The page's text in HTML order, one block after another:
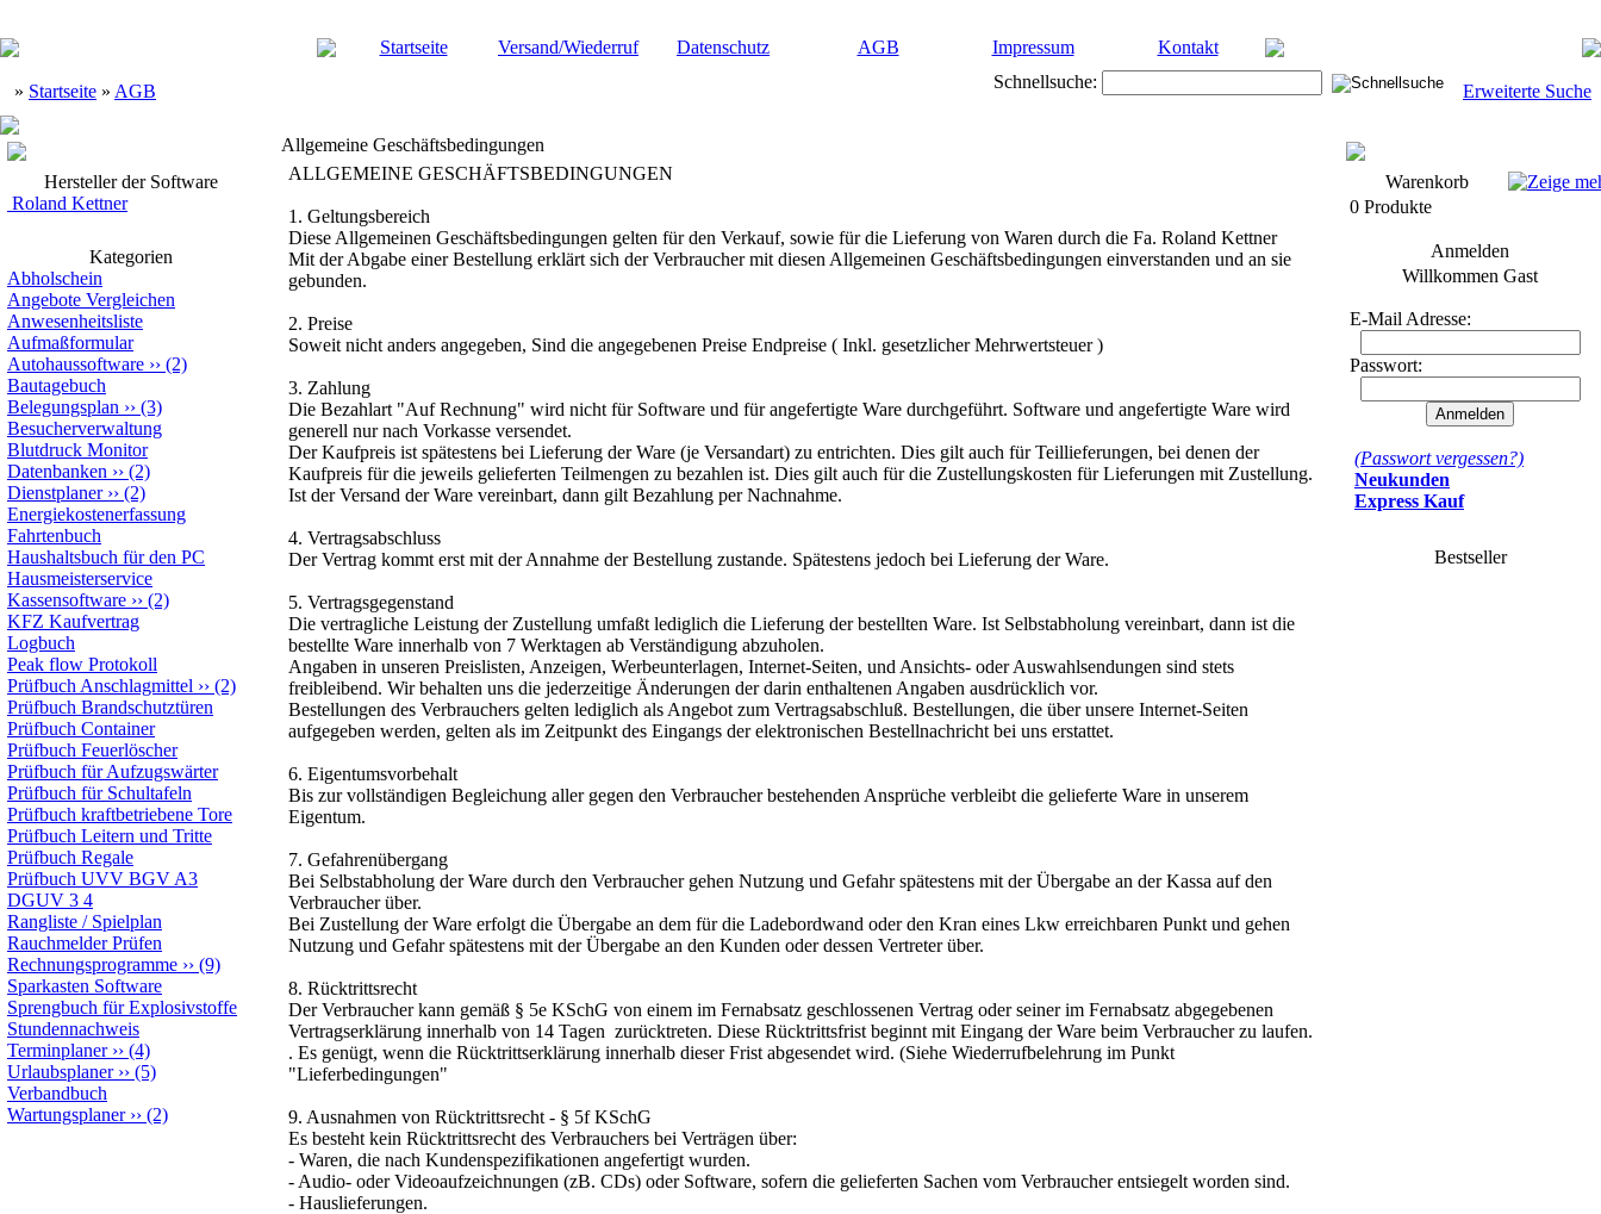
Startseite Versand/Wiederruf Datenschutz AGB Impressum Kontakt
» Startseite » AGB Schnellsuche: Erweiterte Suche
Hersteller der Software
Roland Kettner
Kategorien
Abholschein
Angebote Vergleichen
Anwesenheitsliste
Aufmaßformular
Autohaussoftware ›› (2)
Bautagebuch
Belegungsplan ›› (3)
Besucherverwaltung
Blutdruck Monitor
Datenbanken ›› (2)
Dienstplaner›› (2)
Energiekostenerfassung
Fahrtenbuch
Haushaltsbuch für den PC
Hausmeisterservice
Kassensoftware ›› (2)
KFZ Kaufvertrag
Logbuch
Peak flow Protokoll
Prüfbuch Anschlagmittel ›› (2)
Prüfbuch Brandschutztüren
Prüfbuch Container
Prüfbuch Feuerlöscher
Prüfbuch für Aufzugswärter
Prüfbuch für Schultafeln
Prüfbuch kraftbetriebene Tore
Prüfbuch Leitern und Tritte
Prüfbuch Regale
Prüfbuch UVV BGV A3
DGUV 3 4
Rangliste / Spielplan
Rauchmelder Prüfen
Rechnungsprogramme ›› (9)
Sparkasten Software
Sprengbuch für Explosivstoffe
Stundennachweis
Terminplaner›› (4)
Urlaubsplaner›› (5)
Verbandbuch
Wartungsplaner›› (2)
Allgemeine Geschäftsbedingungen
ALLGEMEINE GESCHÄFTSBEDINGUNGEN
1. Geltungsbereich
Diese Allgemeinen Geschäftsbedingungen gelten für den Verkauf, sowie für die Lieferung von Waren durch die Fa. Roland Kettner
Mit der Abgabe einer Bestellung erklärt sich der Verbraucher mit diesen Allgemeinen Geschäftsbedingungen einverstanden und an sie
gebunden.
2. Preise
Soweit nicht anders angegeben, Sind die angegebenen Preise Endpreise ( Inkl. gesetzlicher Mehrwertsteuer )
3. Zahlung
Die Bezahlart "Auf Rechnung" wird nicht für Software und für angefertigte Ware durchgeführt. Software und angefertigte Ware wird
generell nur nach Vorkasse versendet.
Der Kaufpreis ist spätestens bei Lieferung der Ware (je Versandart) zu entrichten. Dies gilt auch für Teillieferungen, bei denen der
Kaufpreis für die jeweils gelieferten Teilmengen zu bezahlen ist. Dies gilt auch für die Zustellungskosten für Lieferungen mit Zustellung.
Ist der Versand der Ware vereinbart, dann gilt Bezahlung per Nachnahme.
4. Vertragsabschluss
Der Vertrag kommt erst mit der Annahme der Bestellung zustande. Spätestens jedoch bei Lieferung der Ware.
5. Vertragsgegenstand
Die vertragliche Leistung der Zustellung umfaßt lediglich die Lieferung der bestellten Ware. Ist Selbstabholung vereinbart, dann ist die
bestellte Ware innerhalb von 7 Werktagen ab Verständigung abzuholen.
Angaben in unseren Preislisten, Anzeigen, Werbeunterlagen, Internet-Seiten, und Ansichts- oder Auswahlsendungen sind stets
freibleibend. Wir behalten uns die jederzeitige Änderungen der darin enthaltenen Angaben ausdrücklich vor.
Bestellungen des Verbrauchers gelten lediglich als Angebot zum Vertragsabschluß. Bestellungen, die über unsere Internet-Seiten
aufgegeben werden, gelten als im Zeitpunkt des Eingangs der elektronischen Bestellnachricht bei uns erstattet.
6. Eigentumsvorbehalt
Bis zur vollständigen Begleichung aller gegen den Verbraucher bestehenden Ansprüche verbleibt die gelieferte Ware in unserem
Eigentum.
7. Gefahrenübergang
Bei Selbstabholung der Ware durch den Verbraucher gehen Nutzung und Gefahr spätestens mit der Übergabe an der Kassa auf den
Verbraucher über.
Bei Zustellung der Ware erfolgt die Übergabe an dem für die Ladebordwand oder den Kran eines Lkw erreichbaren Punkt und gehen
Nutzung und Gefahr spätestens mit der Übergabe an den Kunden oder dessen Vertreter über.
8. Rücktrittsrecht
Der Verbraucher kann gemäß § 5e KSchG von einem im Fernabsatz geschlossenen Vertrag oder seiner im Fernabsatz abgegebenen
Vertragserklärung innerhalb von 14 Tagen zurücktreten. Diese Rücktrittsfrist beginnt mit Eingang der Ware beim Verbraucher zu laufen.
. Es genügt, wenn die Rücktrittserklärung innerhalb dieser Frist abgesendet wird. (Siehe Wiederrufbelehrung im Punkt
"Lieferbedingungen"
9. Ausnahmen von Rücktrittsrecht - § 5f KSchG
Es besteht kein Rücktrittsrecht des Verbrauchers bei Verträgen über:
- Waren, die nach Kundenspezifikationen angefertigt wurden.
- Audio- oder Videoaufzeichnungen (zB. CDs) oder Software, sofern die gelieferten Sachen vom Verbraucher entsiegelt worden sind.
- Hauslieferungen.
Warenkorb
0 Produkte
Anmelden
Willkommen Gast
E-Mail Adresse:
Passwort:
(Passwort vergessen?)
Neukunden
Express Kauf
Bestseller